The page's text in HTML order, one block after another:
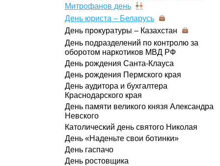
Митрофанов день
День юриста – Беларусь
День прокуратуры – Казахстан
День подразделений по контролю за
оборотом наркотиков МВД РФ
День рождения Санта-Клауса
День рождения Пермского края
День аудитора и бухгалтера
Краснодарского края
День памяти великого князя Александра
Невского
Католический день святого Николая
День «Наденьте свои ботинки»
День гаспачо
День ростовщика